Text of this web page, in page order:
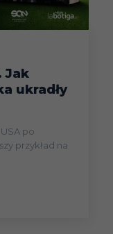
Jak
ukradły
po
przykład na